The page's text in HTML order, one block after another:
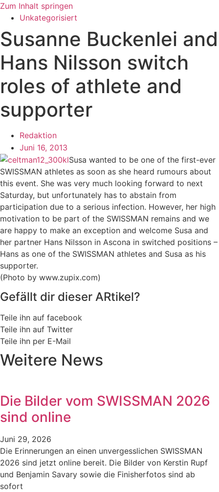
Zum Inhalt springen
Unkategorisiert
Susanne Buckenlei and
Hans Nilsson switch
roles of athlete and
supporter
Redaktion
Juni 16, 2013
Susa wanted to be one of the first-ever
SWISSMAN athletes as soon as she heard rumours about
this event. She was very much looking forward to next
Saturday, but unfortunately has to abstain from
participation due to a serious infection. However, her high
motivation to be part of the SWISSMAN remains and we
are happy to make an exception and welcome Susa and
her partner Hans Nilsson in Ascona in switched positions –
Hans as one of the SWISSMAN athletes and Susa as his
supporter.
(Photo by www.zupix.com)
Gefällt dir dieser ARtikel?
Teile ihn auf facebook
Teile ihn auf Twitter
Teile ihn per E-Mail
Weitere News
Die Bilder vom SWISSMAN 2026
sind online
Juni 29, 2026
Die Erinnerungen an einen unvergesslichen SWISSMAN
2026 sind jetzt online bereit. Die Bilder von Kerstin Rupf
und Benjamin Savary sowie die Finisherfotos sind ab
sofort